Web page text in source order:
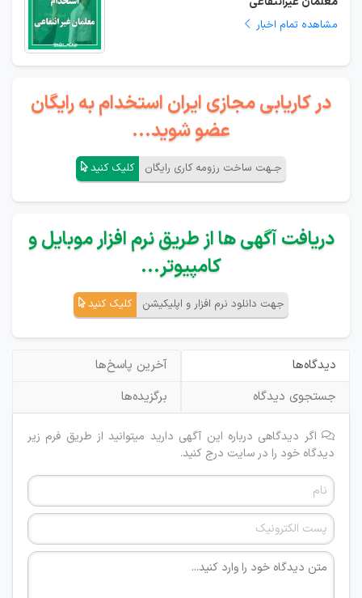
مشاهده تمام اخبار
در کاریابی مجازی ایران استخدام به رایگان
عضو شوید...
جـهت ساخت رزومه کاری رایگان کلیک کنید
دریافت آگهی ها از طریق نرم افزار موبایل و
کامپیوتر...
جهت دانلود نرم افزار و اپلیکیشن کلیک کنید
دیدگاه‌ها
آخرین پاسخ‌ها
جستجوی دیدگاه
برگزیده‌ها
اگر دیدگاهی درباره این آگهی دارید میتوانید از طریق فرم زیر
دیدگاه خود را در سایت درج کنید.